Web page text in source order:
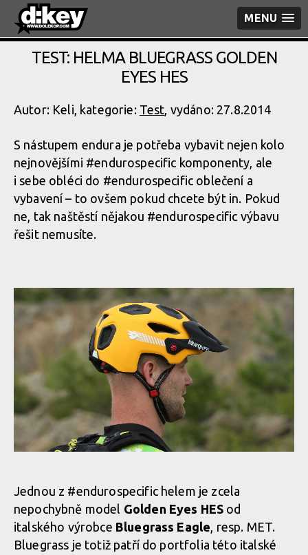
MENU
TEST: HELMA BLUEGRASS GOLDEN
EYES HES
Autor: Keli, kategorie: Test, vydáno: 27.8.2014
S nástupem endura je potřeba vybavit nejen kolo
nejnovějšími #endurospecific komponenty, ale
i sebe obléci do #endurospecific oblečení a
vybavení – to ovšem pokud chcete být in. Pokud
ne, tak naštěstí nějakou #endurospecific výbavu
řešit nemusíte.
Jednou z #endurospecific helem je zcela
nepochybně model Golden Eyes HES od
italského výrobce Bluegrass Eagle, resp. MET.
Bluegrass je totiž patří do portfolia této italské